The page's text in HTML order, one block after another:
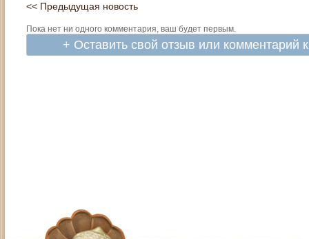
<< Предыдущая новость
Пока нет ни одного комментария, ваш будет первым.
+ Оставить свой отзыв или комментарий